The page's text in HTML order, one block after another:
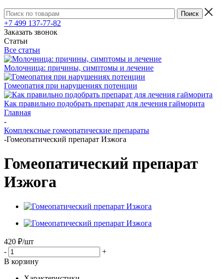
+7 499 137-77-82
Заказать звонок
Статьи
Все статьи
Молочница: причины, симптомы и лечение
Гомеопатия при нарушениях потенции
Как правильно подобрать препарат для лечения гайморита
Главная
-
Комплексные гомеопатические препараты
-Гомеопатический препарат Изжога
Гомеопатический препарат
Изжога
420 ₽/шт
-
+
В корзину